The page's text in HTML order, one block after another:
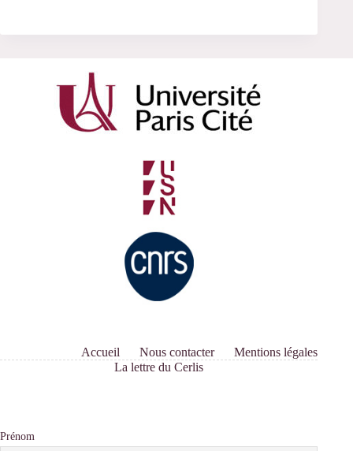
Accueil Nous contacter
Mentions légales
La lettre du Cerlis
Prénom